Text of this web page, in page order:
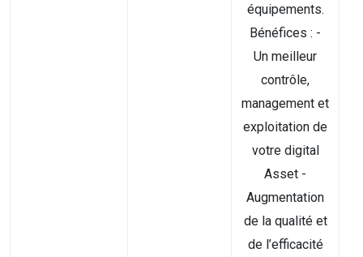
équipements.
Bénéfices : -
Un meilleur
contrôle,
management et
exploitation de
votre digital
Asset -
Augmentation
de la qualité et
de l’efficacité